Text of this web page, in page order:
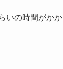
いの時間がかか